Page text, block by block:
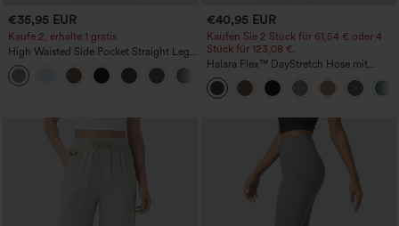
€35,95 EUR
Kaufe 2, erhalte 1 gratis
High Waisted Side Pocket Straight Leg
Work Pants
€40,95 EUR
Kaufen Sie 2 Stück für 61,54 € oder 4
Stück für 123,08 €.
Halara Flex™ DayStretch Hose mit
mittlerer Bundhöhe, seitlicher
Reißverschlusstasche und
Work‑Flare‑Schnitt